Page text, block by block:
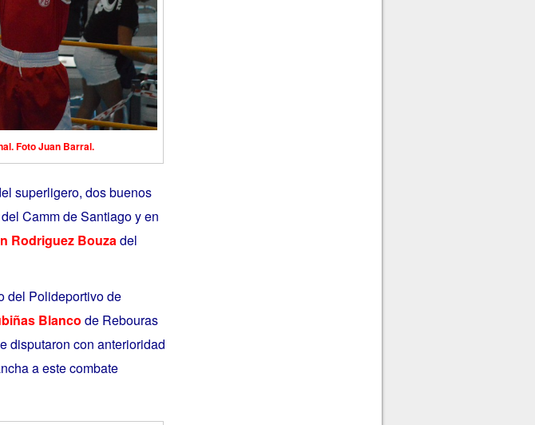
Foto Juan Barral.
superligero, dos buenos
Camm de Santiago y en
Rodriguez Bouzadel
del Polideportivo de
Blanco de Rebouras
disputaron con anterioridad
a este combate